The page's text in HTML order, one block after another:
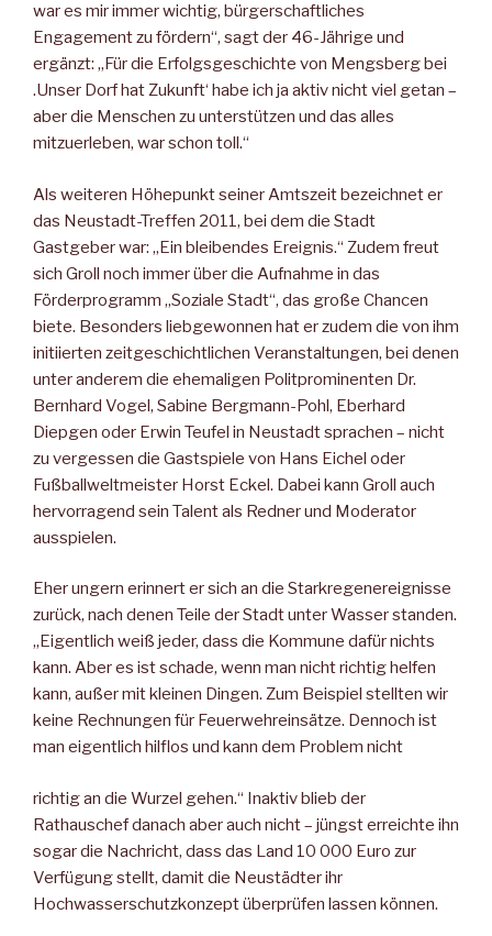
war es mir immer wichtig, bürgerschaftliches
Engagement zu fördern“, sagt der 46-Jährige und
ergänzt: „Für die Erfolgsgeschichte von Mengsberg bei
.Unser Dorf hat Zukunft‘ habe ich ja aktiv nicht viel getan –
aber die Menschen zu unterstützen und das alles
mitzuerleben, war schon toll.“
Als weiteren Höhepunkt seiner Amtszeit bezeichnet er
das Neustadt-Treffen 2011, bei dem die Stadt
Gastgeber war: „Ein bleibendes Ereignis.“ Zudem freut
sich Groll noch immer über die Aufnahme in das
Förderprogramm „Soziale Stadt“, das große Chancen
biete. Besonders liebgewonnen hat er zudem die von ihm
initiierten zeitgeschichtlichen Veranstaltungen, bei denen
unter anderem die ehemaligen Politprominenten Dr.
Bernhard Vogel, Sabine Bergmann-Pohl, Eberhard
Diepgen oder Erwin Teufel in Neustadt sprachen – nicht
zu vergessen die Gastspiele von Hans Eichel oder
Fußballweltmeister Horst Eckel. Dabei kann Groll auch
hervorragend sein Talent als Redner und Moderator
ausspielen.
Eher ungern erinnert er sich an die Starkregenereignisse
zurück, nach denen Teile der Stadt unter Wasser standen.
„Eigentlich weiß jeder, dass die Kommune dafür nichts
kann. Aber es ist schade, wenn man nicht richtig helfen
kann, außer mit kleinen Dingen. Zum Beispiel stellten wir
keine Rechnungen für Feuerwehreinsätze. Dennoch ist
man eigentlich hilflos und kann dem Problem nicht
richtig an die Wurzel gehen.“ Inaktiv blieb der
Rathauschef danach aber auch nicht – jüngst erreichte ihn
sogar die Nachricht, dass das Land 10 000 Euro zur
Verfügung stellt, damit die Neustädter ihr
Hochwasserschutzkonzept überprüfen lassen können.